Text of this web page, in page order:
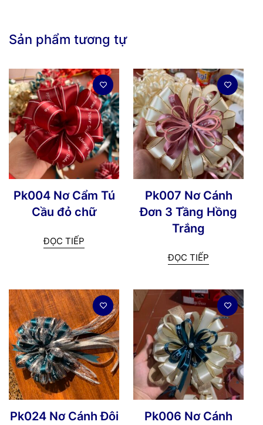
Sản phẩm tương tự
Pk004 Nơ Cẩm Tú
Cầu đỏ chữ
ĐỌC TIẾP
Pk007 Nơ Cánh
Đơn 3 Tầng Hồng
Trắng
ĐỌC TIẾP
Pk024 Nơ Cánh Đôi
Pk006 Nơ Cánh